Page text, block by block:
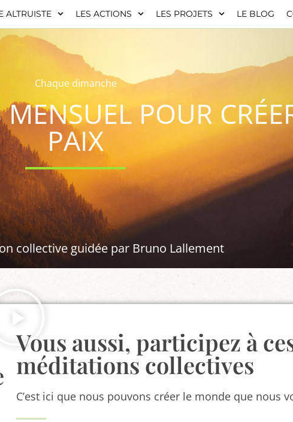
ALTRUISTE LES ACTIONS LES PROJETS LE BLOG
Chaque dimanche
POUR
PAIX
collective guidée par Bruno Lallement
Vous aussi, participez à
méditations collectives
C’est ici que nous pouvons créer le monde que nous